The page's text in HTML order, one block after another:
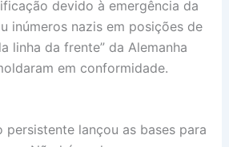
devido à emergência da
inúmeros nazis em posições de
linha da frente” da Alemanha
em conformidade.
persistente lançou as bases para